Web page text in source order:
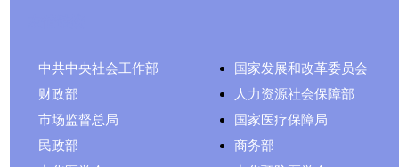
中共中央社会工作部
国家发展和改革委员会
财政部
人力资源社会保障部
市场监督总局
国家医疗保障局
民政部
商务部